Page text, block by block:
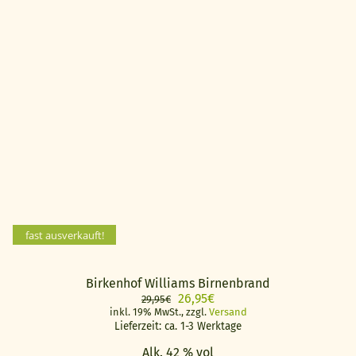
fast ausverkauft!
Birkenhof Williams Birnenbrand
29,95€ Ursprünglicher
Preis
war:
26,95€Aktueller
Preis
ist:
inkl. 19% MwSt., zzgl. Versand
Lieferzeit: ca. 1-3 Werktage
Alk. 42 % vol